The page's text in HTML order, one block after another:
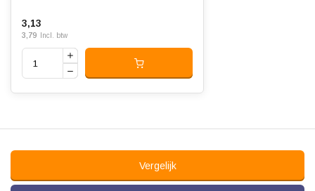
3,13
3,79 Incl. btw
Vergelijk